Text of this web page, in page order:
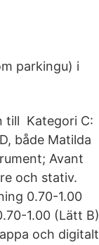
parkingu) i
till Kategori C:
både Matilda
Avant
och stativ.
0.70-1.00
1.00 (Lätt B)
och digitalt